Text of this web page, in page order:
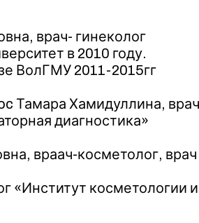
врач- гинеколог
в 2010 году.
ВолГМУ 2011-2015гг
Тамара Хамидуллина,
диагностика»
враач-косметолог,
косметологии